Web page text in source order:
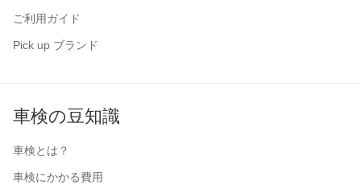
ご利用ガイド
Pick up ブランド
車検の豆知識
車検とは？
車検にかかる費用